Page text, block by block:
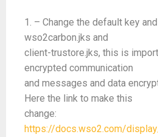
1. – Change the default key
wso2carbon.jks and
client-trustore.jks, this is
encrypted communication
and messages and data
Here the link to make this
change:
https://docs.wso2.com/